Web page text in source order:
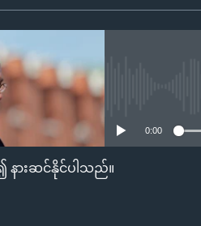
0:00
နားဆင်နိုင်ပါသည်။